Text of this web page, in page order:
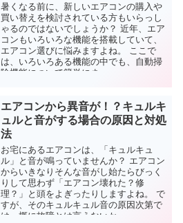
暑くなる前に、新しいエアコンの購入や
買い替えを検討されている方もいらっし
ゃるのではないでしょうか？ 近年、エア
コンもいろいろな機能を搭載していて、
エアコン選びに悩みますよね。 ここで
は、いろいろある機能の中でも、自動掃
除機能について簡単にま...
エアコンから異音が！？キュルキ
ュルと音がする場合の原因と対処
法
お宅にあるエアコンは、「キュルキュ
ル」と音が鳴っていませんか？ エアコン
からいきなりそんな音がし始たらびっく
りして思わず「エアコン壊れた？修
理？」と頭をよぎったりしますよね。 で
すが、そのキュルキュル音の原因次第で
は一概に故障とは言えないか...